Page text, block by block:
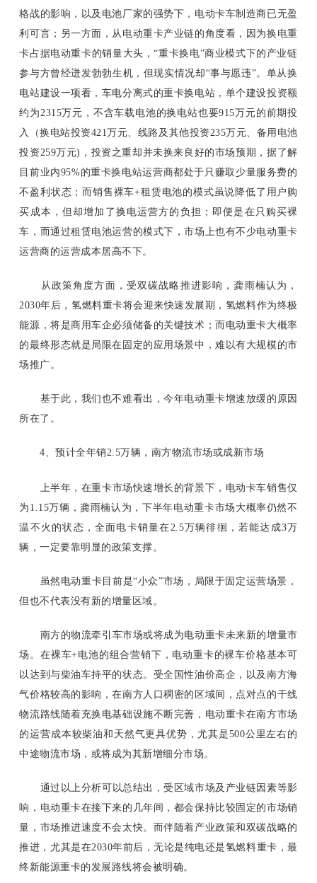
格战的影响，以及电池厂家的强势下，电动卡车制造商已无盈
利可言；另一方面，从电动重卡产业链的角度看，因为换电重
卡占据电动重卡的销量大头，“重卡换电”商业模式下的产业链
参与方曾经迸发勃勃生机，但现实情况却“事与愿违”。单从换
电站建设一项看，车电分离式的重卡换电站，单个建设投资额
约为2315万元，不含车载电池的换电站也要915万元的前期投
入（换电站投资421万元、线路及其他投资235万元、备用电池
投资259万元)，投资之重却并未换来良好的市场预期，据了解
目前业内95%的重卡换电站运营商都处于只赚取少量服务费的
不盈利状态；而销售裸车+租赁电池的模式虽说降低了用户购
买成本，但却增加了换电运营方的负担；即便是在只购买裸
车，而通过租赁电池运营的模式下，市场上也有不少电动重卡
运营商的运营成本居高不下。
从政策角度方面，受双碳战略推进影响，龚雨楠认为，
2030年后，氢燃料重卡将会迎来快速发展期，氢燃料作为终极
能源，将是商用车企必须储备的关键技术；而电动重卡大概率
的最终形态就是局限在固定的应用场景中，难以有大规模的市
场推广。
基于此，我们也不难看出，今年电动重卡增速放缓的原因
所在了。
4、预计全年销2.5万辆，南方物流市场或成新市场
上半年，在重卡市场快速增长的背景下，电动卡车销售仅
为 1.15万辆，龚雨楠认为，下半年电动重卡市场大概率仍然不
温不火的状态，全面电卡销量在2.5万辆徘徊，若能达成3万
辆，一定要靠明显的政策支撑。
虽然电动重卡目前是“小众”市场，局限于固定运营场景，
但也不代表没有新的增量区域。
南方的物流牵引车市场或将成为电动重卡未来新的增量市
场。在裸车+电池的组合营销下，电动重卡的裸车价格基本可
以达到与柴油车持平的状态。受全国性油价高企，以及南方海
气价格较高的影响，在南方人口稠密的区域间，点对点的干线
物流路线随着充换电基础设施不断完善，电动重卡在南方市场
的运营成本较柴油和天然气更具优势，尤其是500公里左右的
中途物流市场，或将成为其新增细分市场。
通过以上分析可以总结出，受区域市场及产业链因素等影
响，电动重卡在接下来的几年间，都会保持比较固定的市场销
量，市场推进速度不会太快。而伴随着产业政策和双碳战略的
推进，尤其是在2030年前后，无论是纯电还是氢燃料重卡，最
终新能源重卡的发展路线将会被明确。